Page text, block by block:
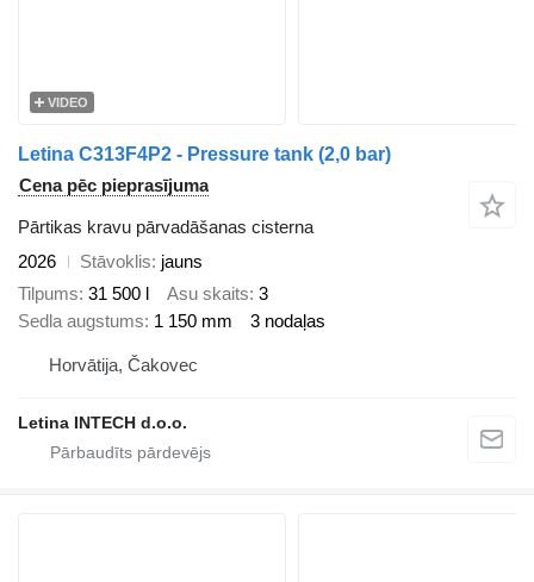
VIDEO
Letina C313F4P2 - Pressure tank (2,0 bar)
Cena pēc pieprasījuma
Pārtikas kravu pārvadāšanas cisterna
2026
Stāvoklis jauns
Tilpums 31 500 l Asu skaits 3
Sedla augstums 1 150 mm 3 nodaļas
Horvātija, Čakovec
Letina INTECH d.o.o.